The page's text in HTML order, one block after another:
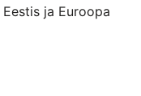
ja Euroopa